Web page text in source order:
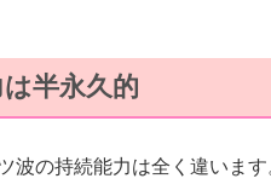
半永久的
波の持続能力は全く違います